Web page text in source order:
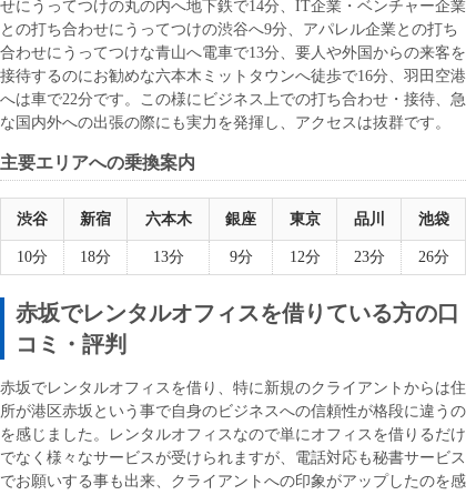
せにうってつけの丸の内へ地下鉄で14分、IT企業・ベンチャー企業
との打ち合わせにうってつけの渋谷へ9分、アパレル企業との打ち
合わせにうってつけな青山へ電車で13分、要人や外国からの来客を
接待するのにお勧めな六本木ミットタウンへ徒歩で16分、羽田空港
へは車で22分です。この様にビジネス上での打ち合わせ・接待、急
な国内外への出張の際にも実力を発揮し、アクセスは抜群です。
主要エリアへの乗換案内
渋谷 新宿 六本木 銀座 東京 品川 池袋
10分 18分 13分 9分 12分 23分 26分
赤坂でレンタルオフィスを借りている方の口
コミ・評判
赤坂でレンタルオフィスを借り、特に新規のクライアントからは住
所が港区赤坂という事で自身のビジネスへの信頼性が格段に違うの
を感じました。レンタルオフィスなので単にオフィスを借りるだけ
でなく様々なサービスが受けられますが、電話対応も秘書サービス
でお願いする事も出来、クライアントへの印象がアップしたのを感